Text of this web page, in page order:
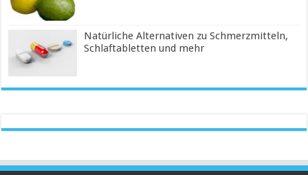
Natürliche Alternativen zu Schmerzmitteln,
Schlaftabletten und mehr